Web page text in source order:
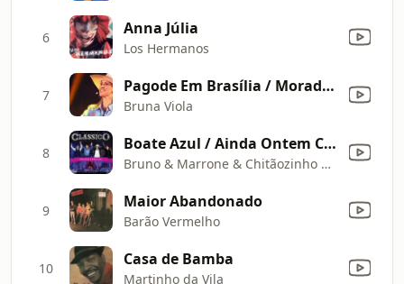
6 Anna Júlia
Los Hermanos
7 Pagode Em Brasília / Moradia / Chora Viola
Bruna Viola
8 Boate Azul / Ainda Ontem Chorei De Saudade
Bruno & Marrone & Chitãozinho & Xororó
9 Maior Abandonado
Barão Vermelho
10 Casa de Bamba
Martinho da Vila